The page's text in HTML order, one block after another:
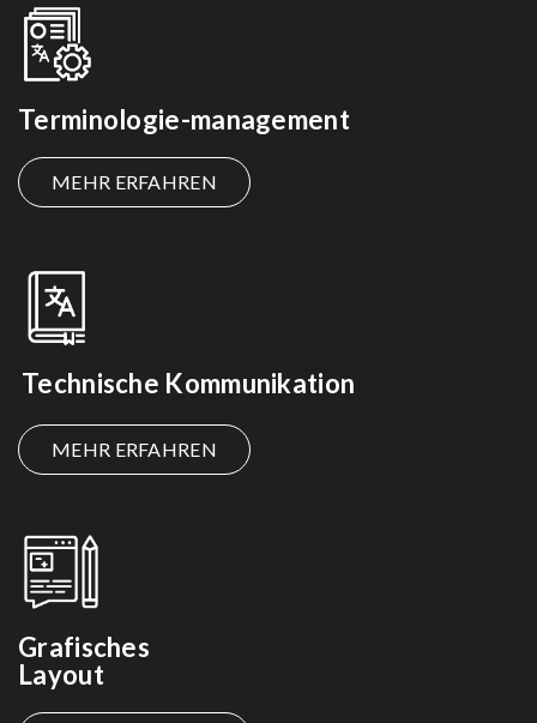
Terminologie-management
MEHR ERFAHREN
Technische Kommunikation
MEHR ERFAHREN
Grafisches
Layout